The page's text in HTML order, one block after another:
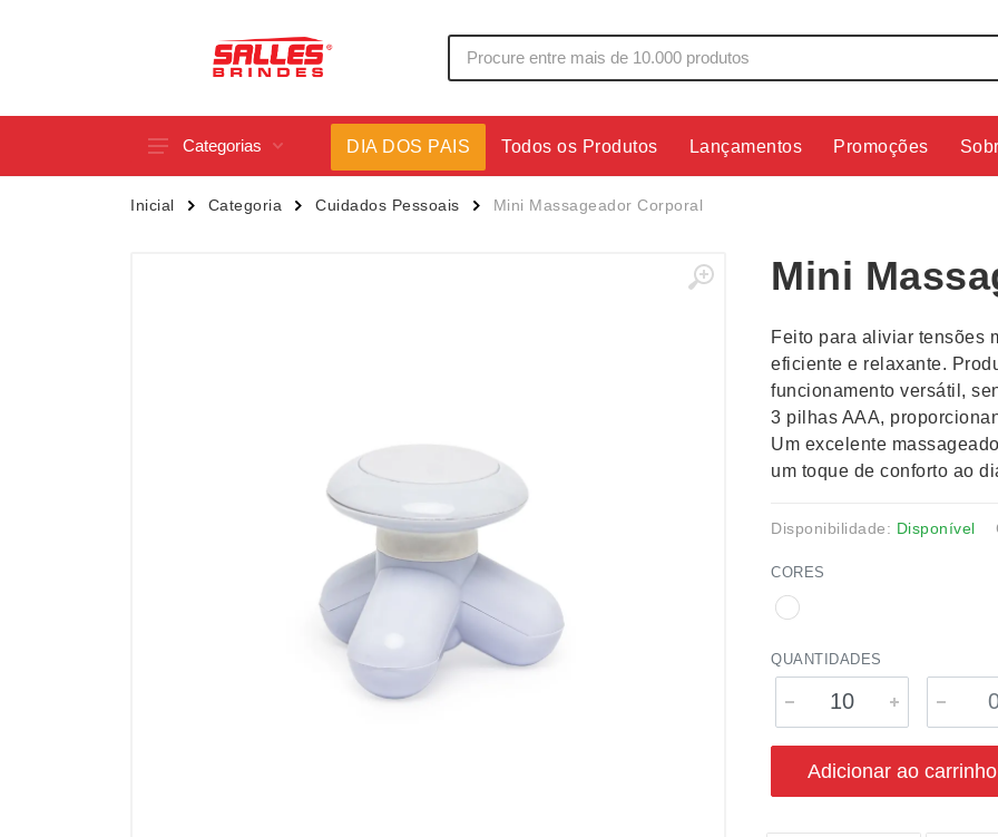
Categorias
Acessórios p/ Celular
Canecas
Cooler
Copos
Cuidados Pessoais
Esporte e Jogos
Fones de
Guarda-
Kit
Kit Queijo
Lanternas
DIA DOS PAIS Todos os Produtos Lançamentos Promoções
Inicial Categoria Cuidados Pessoais Mini Massageador Corporal
Mini
Feito para aliviar tensões
eficiente e relaxante.
funcionamento versátil,
3 pilhas AAA,
Um excelente
um toque de conforto ao
Disponibilidade: Disponível
CORES
QUANTIDADES
Adicionar ao carrinho